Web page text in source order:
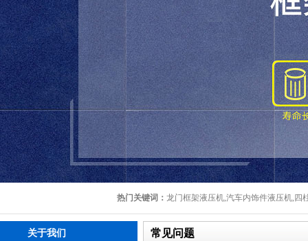
热门关键词： 龙门框架液压机,汽车内饰件液压机,四
关于我们 常见问题